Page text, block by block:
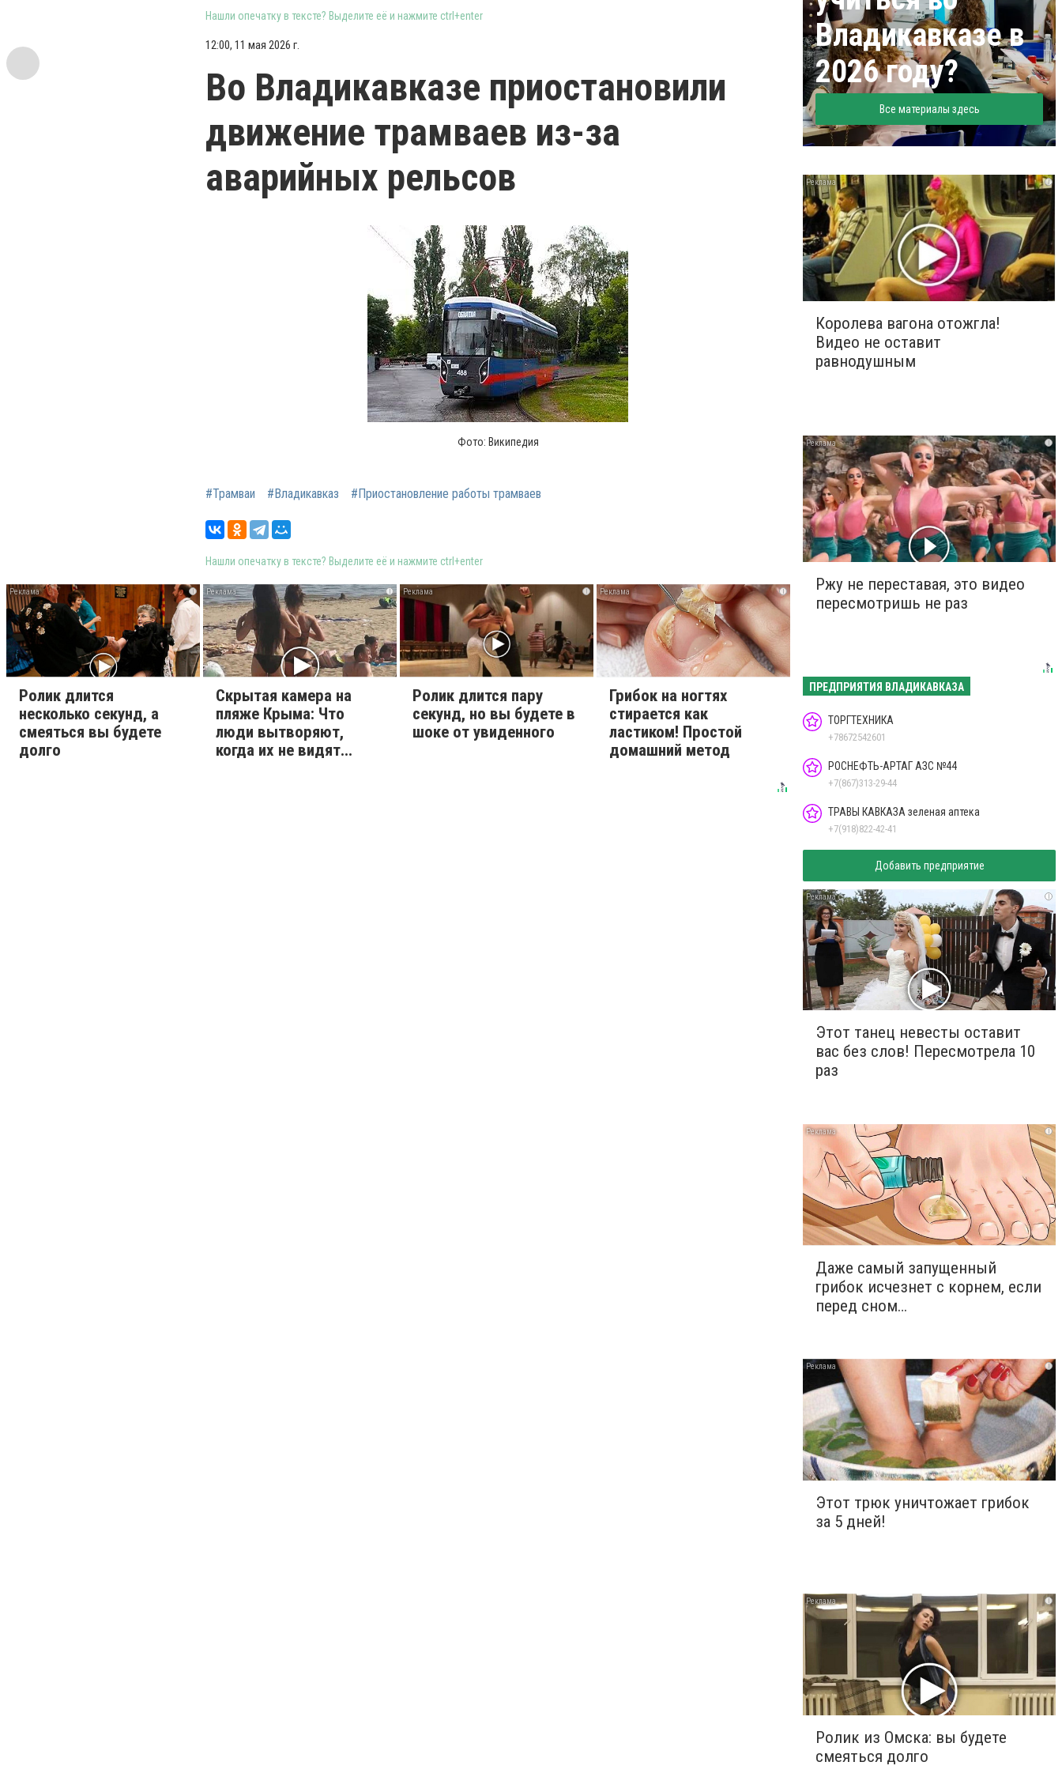
Нашли опечатку в тексте? Выделите её и нажмите ctrl+enter
12:00, 11 мая 2026 г.
Во Владикавказе приостановили
движение трамваев из-за
аварийных рельсов
Фото: Википедия
#Трамваи #Владикавказ #Приостановление работы трамваев
Нашли опечатку в тексте? Выделите её и нажмите ctrl+enter
i
Ролик длится
несколько секунд, а
смеяться вы будете
долго
i
Скрытая камера на
пляже Крыма: Что
люди вытворяют,
когда их не видят...
i
Ролик длится пару
секунд, но вы будете в
шоке от увиденного
i
Грибок на ногтях
стирается как
ластиком! Простой
домашний метод
Владикавказе в
2026 году?
Все материалы здесь
i
Королева вагона отожгла!
Видео не оставит
равнодушным
i
Ржу не переставая, это видео
пересмотришь не раз
ПРЕДПРИЯТИЯ ВЛАДИКАВКАЗА
ТОРГТЕХНИКА
+78672542601
РОСНЕФТЬ-АРТАГ АЗС №44
+7(867)313-29-44
ТРАВЫ КАВКАЗА зеленая аптека
+7(918)822-42-41
Добавить предприятие
i
Этот танец невесты оставит
вас без слов! Пересмотрела 10
раз
i
Даже самый запущенный
грибок исчезнет с корнем, если
перед сном…
i
Этот трюк уничтожает грибок
за 5 дней!
i
Ролик из Омска: вы будете
смеяться долго